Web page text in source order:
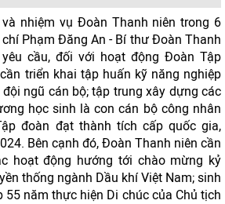
nhiệm vụ Đoàn Thanh niên trong 6
Phạm Đăng An - Bí thư Đoàn Thanh
cầu, đối với hoạt động Đoàn Tập
triển khai tập huấn kỹ năng nghiệp
ngũ cán bộ; tập trung xây dựng các
học sinh là con cán bộ công nhân
đoàn đạt thành tích cấp quốc gia,
Bên cạnh đó, Đoàn Thanh niên cần
hoạt động hướng tới chào mừng kỷ
thống ngành Dầu khí Việt Nam; sinh
55 năm thực hiện Di chúc của Chủ tịch